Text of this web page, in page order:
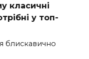
класичні
у топ-
блискавично